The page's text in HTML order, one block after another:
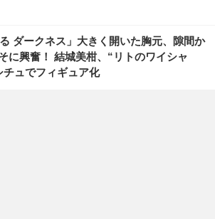
る ダークネス」大きく開いた胸元、隙間か
に興奮！ 結城美柑、“リトのワイシャ
チュでフィギュア化